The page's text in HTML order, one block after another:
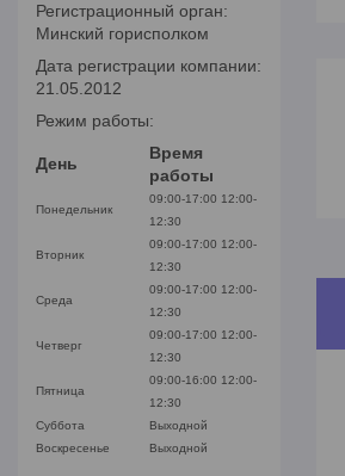
Регистрационный орган:
Минский горисполком
Дата регистрации компании:
21.05.2012
Режим работы:
День
Время
работы
Понедельник
09:00-17:00 12:00-
12:30
Вторник
09:00-17:00 12:00-
12:30
Среда
09:00-17:00 12:00-
12:30
Четверг
09:00-17:00 12:00-
12:30
Пятница
09:00-16:00 12:00-
12:30
Суббота
Выходной
Воскресенье
Выходной